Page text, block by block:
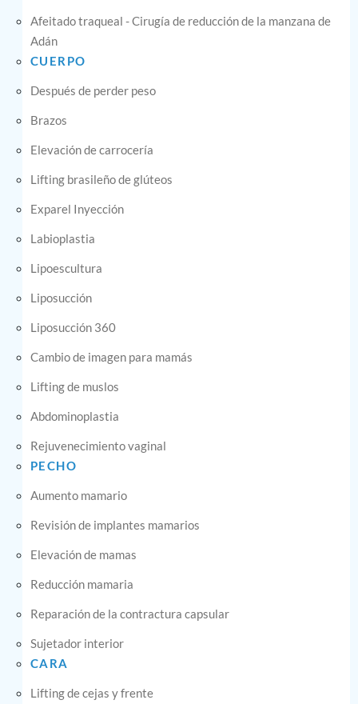
Afeitado traqueal - Cirugía de reducción de la manzana de
Adán
CUERPO
Después de perder peso
Brazos
Elevación de carrocería
Lifting brasileño de glúteos
Exparel Inyección
Labioplastia
Lipoescultura
Liposucción
Liposucción 360
Cambio de imagen para mamás
Lifting de muslos
Abdominoplastia
Rejuvenecimiento vaginal
PECHO
Aumento mamario
Revisión de implantes mamarios
Elevación de mamas
Reducción mamaria
Reparación de la contractura capsular
Sujetador interior
CARA
Lifting de cejas y frente